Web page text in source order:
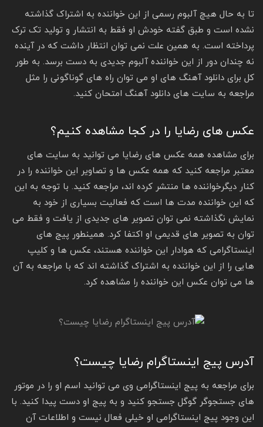
تا به حال هیچ آلبوم رسمی از این خواننده به اشتراک گذاشته
نشده است و طبق گفته خودش او فقط به انتشار و تولید تک ترک
پرداخته است. به همین علت نمی‌ توان انتظار داشت که در آینده
نه چندان دور از این خواننده آلبوم جدیدی به دست برسد. به طور
کل برای دانلود آهنگ های او می توان راه های گوناگونی را مثل
مراجعه به سایت های دانلود آهنگ امتحان کنید.
عکس های رضایا را در کجا مشاهده کنیم؟
برای مشاهده همه عکس های رضایا می توانید به سایت های
معتبر مراجعه کنید که همه عکس ها و تصاویر این خواننده را در
کنار دیگرخواننده ها منتشر کرده اند، مراجعه کنید. با توجه به این
که این خواننده مدت ها است که فعالیت بسیاری از خود به
نمایش نگذاشته نمی ‌توان تصویر های جدیدی از یافت و فقط می‌
توان به تصویر های قدیمی او اکتفا کرد. همینطور پیج های
اینستاگرامی که هوادار این خواننده هستند، عکس ها و کلیپ
هایی را از این خواننده به اشتراک گذاشته اند که با مراجعه به آن
ها می توان عکس این خواننده را مشاهده کرد.
آدرس پیج اینستاگرام رضایا چیست؟
برای مراجعه به پیج اینستاگرامی وی می توانید اسم او را در موتور
های جستجوگر گوگل جستجو کنید و به پیج او دست پیدا کنید‌. با
این وجود پیج اینستاگرامی او خیلی فعال نیست و اطلاعات آن